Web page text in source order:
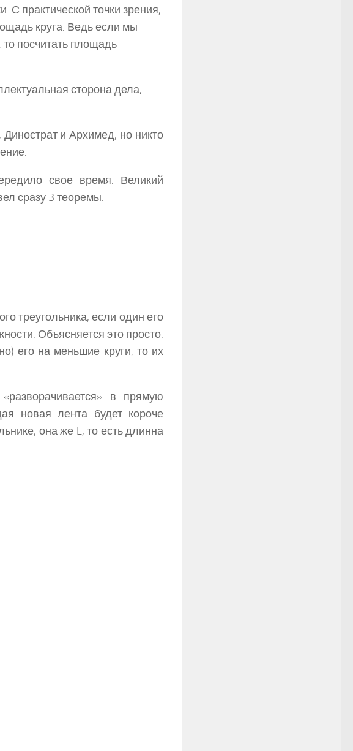
С практической точки зрения,
круга. Ведь если мы
то посчитать площадь
сторона дела,
и Архимед, но никто
свое время. Великий
сразу 3 теоремы.
треугольника, если один его
Объясняется это просто.
его на меньшие круги, то их
в прямую
новая лента будет короче
она же L, то есть длинна